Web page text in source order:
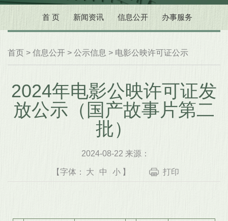
首 页 新闻资讯 信息公开 办事服务
首页 > 信息公开 > 公示信息 > 电影公映许可证公示
2024年电影公映许可证发
放公示（国产故事片第二
批）
2024-08-22 来源：
【字体： 大 中 小 】 打印